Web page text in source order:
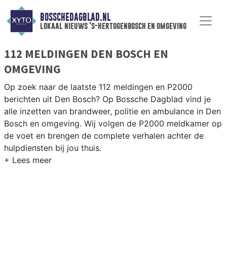
BOSSCHEDAGBLAD.NL
lokaal nieuws 's-hertogenbosch en omgeving
112 MELDINGEN DEN BOSCH EN
OMGEVING
Op zoek naar de laatste 112 meldingen en P2000
berichten uit Den Bosch? Op Bossche Dagblad vind je
alle inzetten van brandweer, politie en ambulance in Den
Bosch en omgeving. Wij volgen de P2000 meldkamer op
de voet en brengen de complete verhalen achter de
hulpdiensten bij jou thuis.